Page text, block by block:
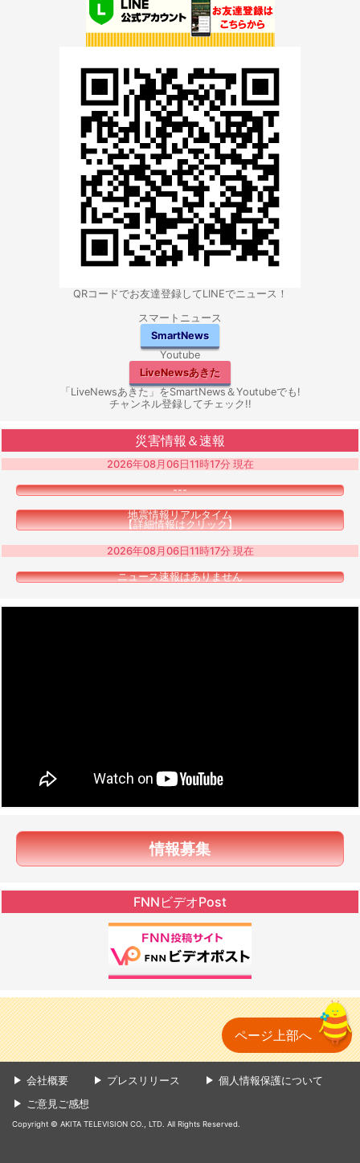
QRコードでお友達登録してLINEでニュース！
スマートニュース
SmartNews
Youtube
LiveNewsあきた
「LiveNewsあきた」をSmartNews＆Youtubeでも!
チャンネル登録してチェック!!
災害情報＆速報
2026年08月06日11時17分 現在
---
地震情報リアルタイム
【詳細情報はクリック】
2026年08月06日11時17分 現在
ニュース速報はありません
情報募集
FNNビデオPost
ページ上部へ
会社概要 プレスリリース
個人情報保護について
ご意見ご感想
Copyright © AKITA TELEVISION CO., LTD. All Rights Reserved.